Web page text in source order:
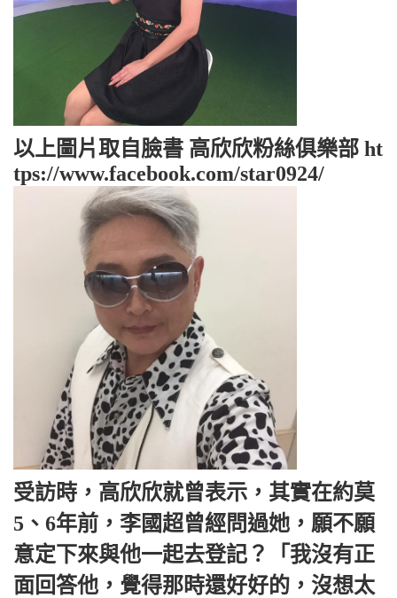
以上圖片取自臉書 高欣欣粉絲俱樂部 ht
tps://www.facebook.com/star0924/
受訪時，高欣欣就曾表示，其實在約莫
5、6年前，李國超曾經問過她，願不願
意定下來與他一起去登記？「我沒有正
面回答他，覺得那時還好好的，沒想太